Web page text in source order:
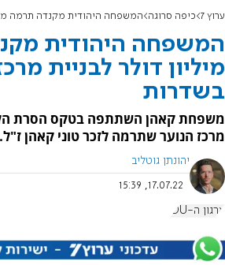
ערוץ 7 כיפה סרוגה המשפחה היהודית מקנדה תרמה מיליון דולר
המשפחה היהודית
מיליון דולר לבניית
בשדרות
משפחת קאהן השתתפה בטקס הסרת
מרכז הנוער שתרמה לזכר טוני קאהן ז"ל.
יהונתן גוטליב
17.07.22, 15:39
ארגון ה-OU